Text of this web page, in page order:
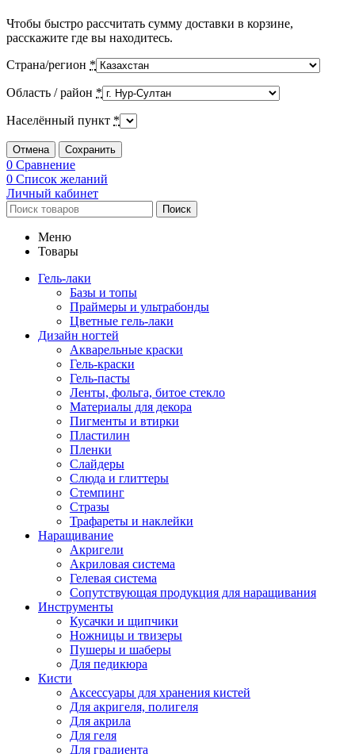
Чтобы быстро рассчитать сумму доставки в корзине,
расскажите где вы находитесь.
Страна/регион *
Область / район *
Населённый пункт *
Отмена Сохранить
0 Сравнение
0 Список желаний
Личный кабинет
Поиск
Меню
Товары
Гель-лаки
Базы и топы
Праймеры и ультрабонды
Цветные гель-лаки
Дизайн ногтей
Акварельные краски
Гель-краски
Гель-пасты
Ленты, фольга, битое стекло
Материалы для декора
Пигменты и втирки
Пластилин
Пленки
Слайдеры
Слюда и глиттеры
Стемпинг
Стразы
Трафареты и наклейки
Наращивание
Акригели
Акриловая система
Гелевая система
Сопутствующая продукция для наращивания
Инструменты
Кусачки и щипчики
Ножницы и твизеры
Пушеры и шаберы
Для педикюра
Кисти
Аксессуары для хранения кистей
Для акригеля, полигеля
Для акрила
Для геля
Для градиента